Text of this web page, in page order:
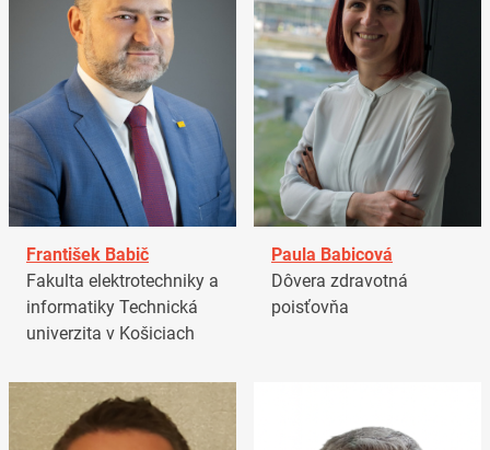
František Babič
Fakulta elektrotechniky a
informatiky Technická
univerzita v Košiciach
Paula Babicová
Dôvera zdravotná
poisťovňa